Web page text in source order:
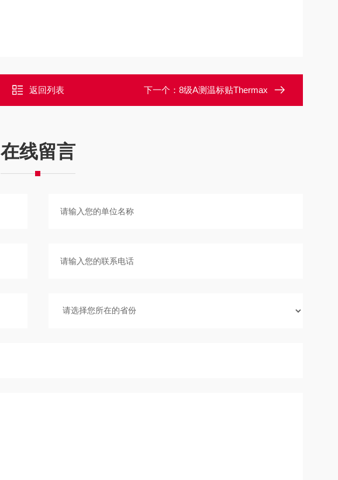
返回列表 下一个： 8级A测温标贴Thermax
在线留言